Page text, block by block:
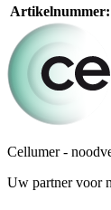
Artikelnummer:
Cellumer -
Uw partner voor